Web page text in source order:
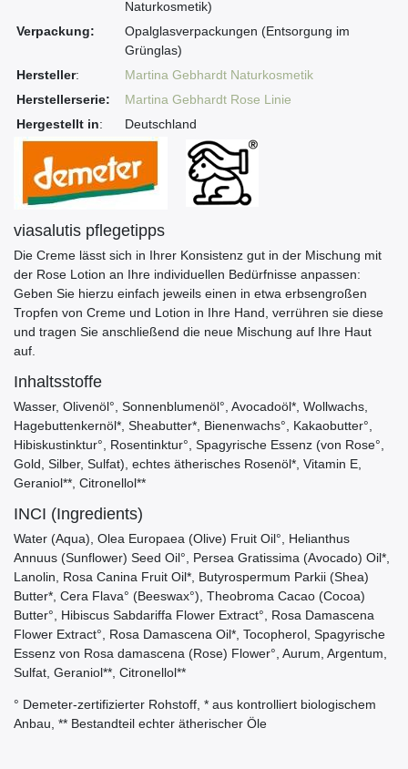
Naturkosmetik)
Verpackung:
Opalglasverpackungen (Entsorgung im
Grünglas)
Hersteller:
Martina Gebhardt Naturkosmetik
Herstellerserie:
Martina Gebhardt Rose Linie
Hergestellt in: Deutschland
viasalutis pflegetipps
Die Creme lässt sich in Ihrer Konsistenz gut in der Mischung mit
der Rose Lotion an Ihre individuellen Bedürfnisse anpassen:
Geben Sie hierzu einfach jeweils einen in etwa erbsengroßen
Tropfen von Creme und Lotion in Ihre Hand, verrühren sie diese
und tragen Sie anschließend die neue Mischung auf Ihre Haut
auf.
Inhaltsstoffe
Wasser, Olivenöl°, Sonnenblumenöl°, Avocadoöl*, Wollwachs,
Hagebuttenkernöl*, Sheabutter*, Bienenwachs°, Kakaobutter°,
Hibiskustinktur°, Rosentinktur°, Spagyrische Essenz (von Rose°,
Gold, Silber, Sulfat), echtes ätherisches Rosenöl*, Vitamin E,
Geraniol**, Citronellol**
INCI (Ingredients)
Water (Aqua), Olea Europaea (Olive) Fruit Oil°, Helianthus
Annuus (Sunflower) Seed Oil°, Persea Gratissima (Avocado) Oil*,
Lanolin, Rosa Canina Fruit Oil*, Butyrospermum Parkii (Shea)
Butter*, Cera Flava° (Beeswax°), Theobroma Cacao (Cocoa)
Butter°, Hibiscus Sabdariffa Flower Extract°, Rosa Damascena
Flower Extract°, Rosa Damascena Oil*, Tocopherol, Spagyrische
Essenz von Rosa damascena (Rose) Flower°, Aurum, Argentum,
Sulfat, Geraniol**, Citronellol**
° Demeter-zertifizierter Rohstoff, * aus kontrolliert biologischem
Anbau, ** Bestandteil echter ätherischer Öle